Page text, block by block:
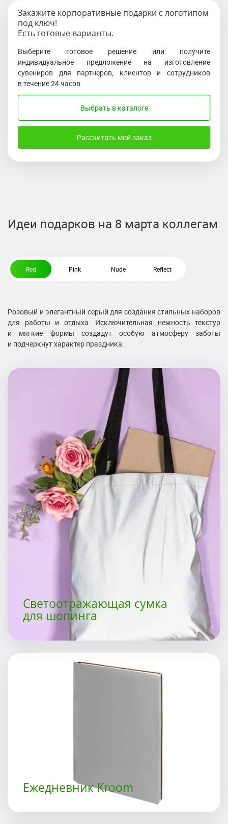
Закажите корпоративные подарки с логотипом
под ключ!
Есть готовые варианты.
Выберите готовое решение или получите
индивидуальное предложение на изготовление
сувениров для партнеров, клиентов и сотрудников
в течение 24 часов
Выбрать в каталоге
Рассчитать мой заказ
Идеи подарков на 8 марта коллегам
Red Pink Nude Reflect
Розовый и элегантный серый для создания стильных наборов
для работы и отдыха. Исключительная нежность текстур
и мягкие формы создадут особую атмосферу заботы
и подчеркнут характер праздника.
Ежедневник Kroom
Светоотражающая сумка
для шопинга